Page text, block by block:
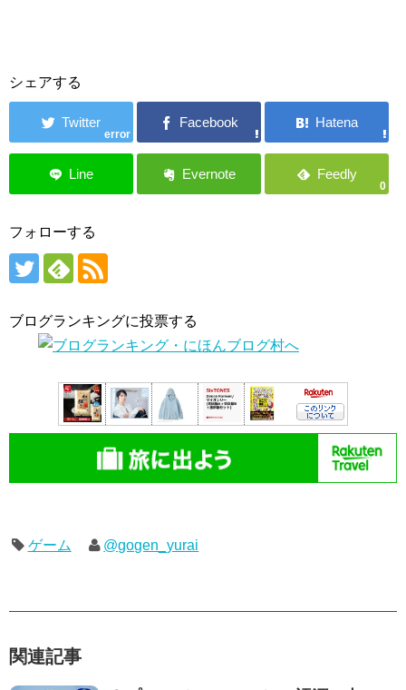
シェアする
error
0
フォローする
ブログランキングに投票する
ゲーム @gogen_yurai
関連記事